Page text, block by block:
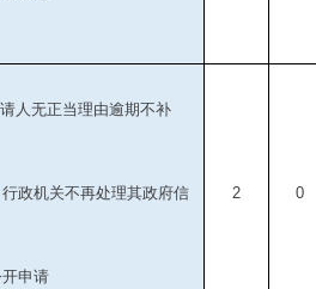
人无正当理由逾期不补
政机关不再处理其政府信
申请
2 0